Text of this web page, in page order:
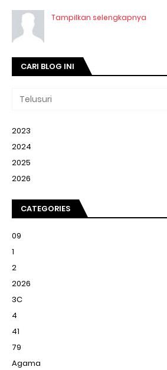
Tampilkan selengkapnya
CARI BLOG INI
2023
2024
2025
2026
CATEGORIES
09
1
2
2026
3C
4
41
79
Agama